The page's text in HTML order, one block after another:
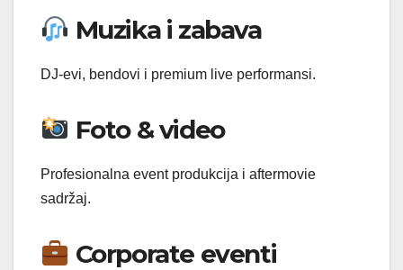
Muzika i zabava
DJ-evi, bendovi i premium live performansi.
Foto & video
Profesionalna event produkcija i aftermovie
sadržaj.
Corporate eventi